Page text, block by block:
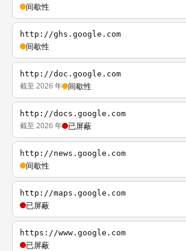
间歇性
http://ghs.google.com
间歇性
http://doc.google.com
截至 2026 年 间歇性
http://docs.google.com
截至 2026 年 已屏蔽
http://news.google.com
间歇性
http://maps.google.com
已屏蔽
https://www.google.com
已屏蔽